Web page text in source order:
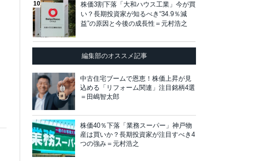
株価3割下落「大和ハウス工業」今が買
い？長期投資家が知るべき“34.9％減
益”の原因と今後の成長性＝元村浩之
編集部のオススメ記事
中古住宅ブームで恩恵！株価上昇が見
込める「リフォーム関連」注目銘柄4選
＝田嶋智太郎
株価40％下落「業務スーパー」神戸物
産は買いか？長期投資家が注目すべき4
つの強み＝元村浩之